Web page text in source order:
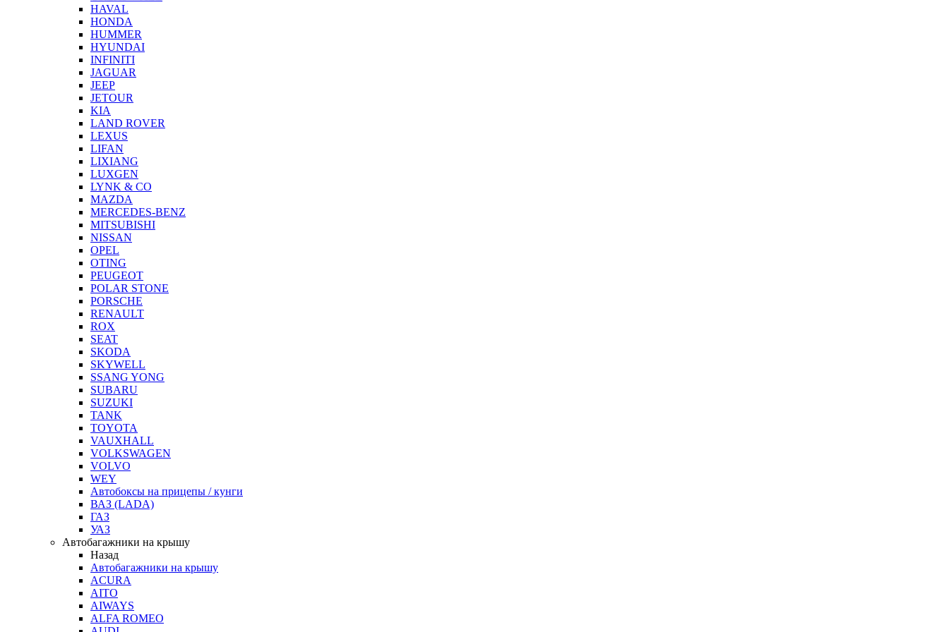
HAVAL
HONDA
HUMMER
HYUNDAI
INFINITI
JAGUAR
JEEP
JETOUR
KIA
LAND ROVER
LEXUS
LIFAN
LIXIANG
LUXGEN
LYNK & CO
MAZDA
MERCEDES-BENZ
MITSUBISHI
NISSAN
OPEL
OTING
PEUGEOT
POLAR STONE
PORSCHE
RENAULT
ROX
SEAT
SKODA
SKYWELL
SSANG YONG
SUBARU
SUZUKI
TANK
TOYOTA
VAUXHALL
VOLKSWAGEN
VOLVO
WEY
Автобоксы на прицепы / кунги
ВАЗ (LADA)
ГАЗ
УАЗ
Автобагажники на крышу
Назад
Автобагажники на крышу
ACURA
AITO
AIWAYS
ALFA ROMEO